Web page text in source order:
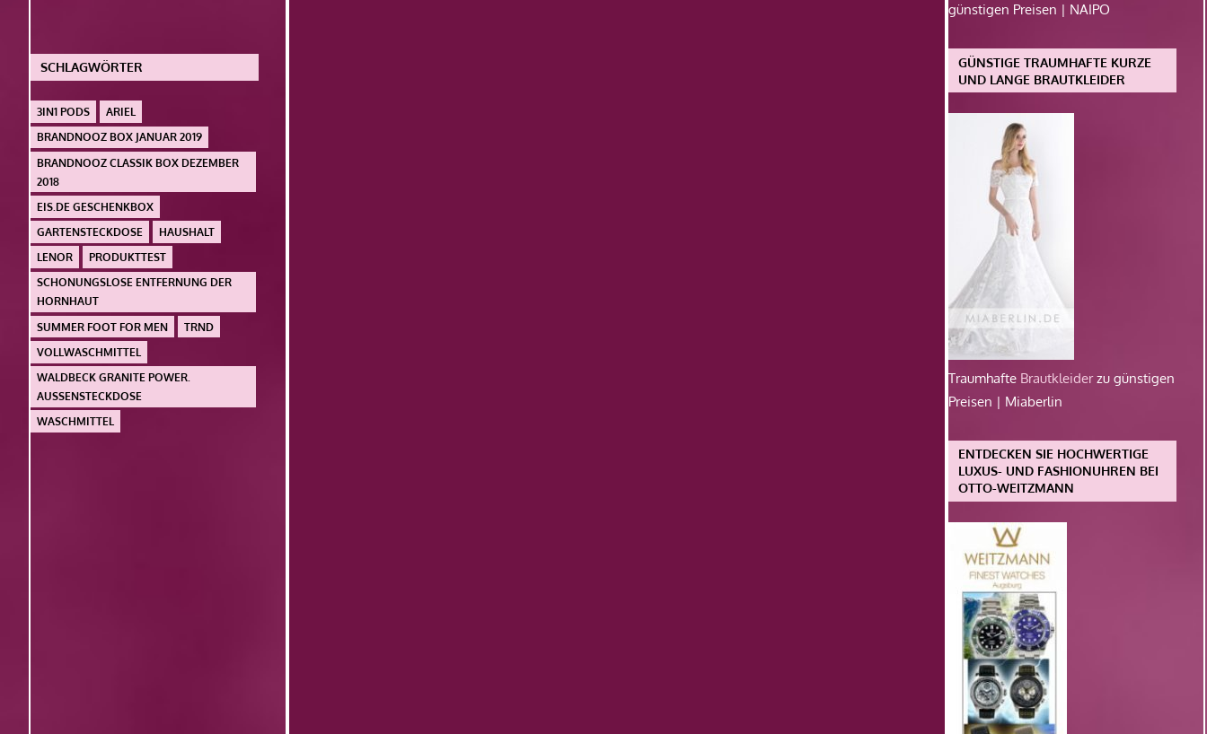
SCHLAGWÖRTER
3IN1 PODS
ARIEL
BRANDNOOZ BOX JANUAR 2019
BRANDNOOZ CLASSIK BOX DEZEMBER
2018
EIS.DE GESCHENKBOX
GARTENSTECKDOSE
HAUSHALT
LENOR
PRODUKTTEST
SCHONUNGSLOSE ENTFERNUNG DER
HORNHAUT
SUMMER FOOT FOR MEN
TRND
VOLLWASCHMITTEL
WALDBECK GRANITE POWER.
AUSSENSTECKDOSE
WASCHMITTEL
günstigen Preisen | NAIPO
GÜNSTIGE TRAUMHAFTE KURZE
UND LANGE BRAUTKLEIDER
Traumhafte Brautkleiderzu günstigen
Preisen | Miaberlin
ENTDECKEN SIE HOCHWERTIGE
LUXUS- UND FASHIONUHREN BEI
OTTO-WEITZMANN